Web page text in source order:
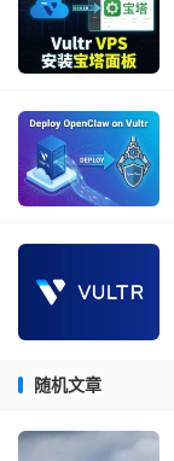
随机文章